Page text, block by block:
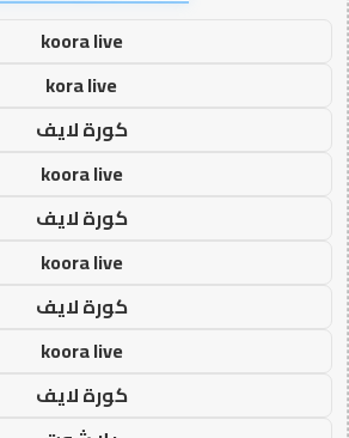
koora live
kora live
كورة لايف
koora live
كورة لايف
koora live
كورة لايف
koora live
كورة لايف